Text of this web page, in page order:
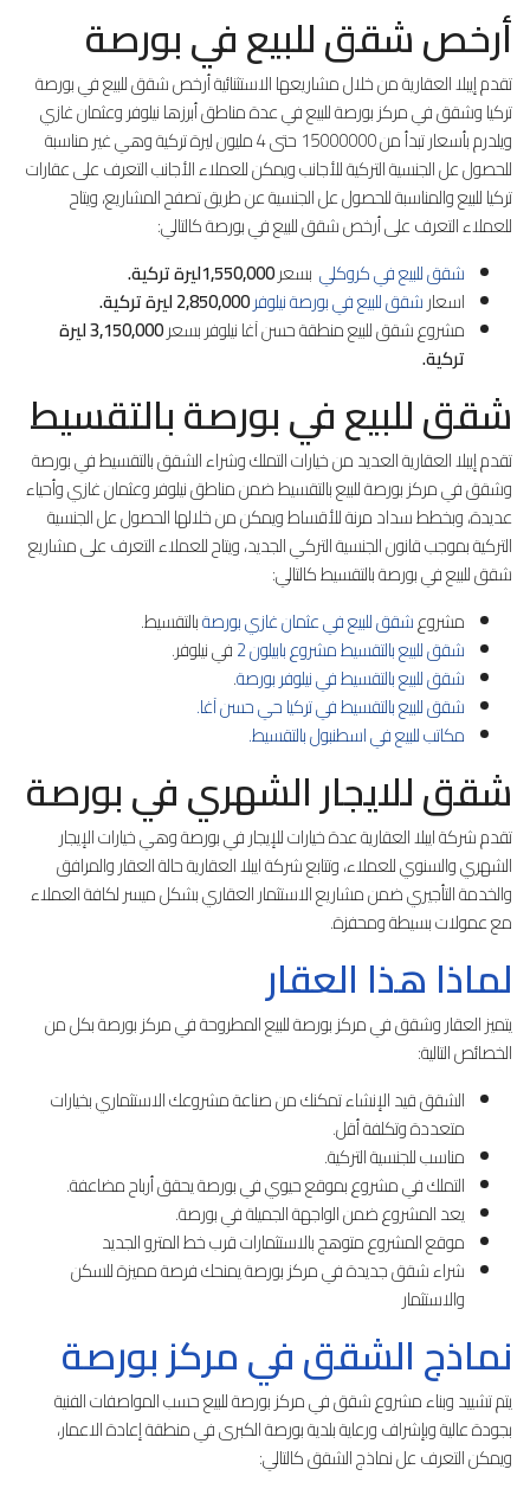
أرخص شقق للبيع في بورصة
تقدم إيبلا العقارية من خلال مشاريعها الاستثنائية أرخص شقق للبيع في بورصة
تركيا وشقق في مركز بورصة للبيع في عدة مناطق أبرزها نيلوفر وعثمان غازي
ويلدرم بأسعار تبدأ من 15000000 حتى 4 مليون ليرة تركية وهي غير مناسبة
للحصول عل الجنسية التركية للأجانب ويمكن للعملاء الأجانب التعرف على عقارات
تركيا للبيع والمناسبة للحصول عل الجنسية عن طريق تصفح المشاريع، ويتاح
للعملاء التعرف على أرخص شقق للبيع في بورصة كالتالي:
شقق للبيع في كروكلي بسعر1,550,000ليرة تركية.
اسعارشقق للبيع في بورصة نيلوفر2,850,000 ليرة تركية.
مشروع شقق للبيع منطقة حسن آغا نيلوفر بسعر
3,150,000 ليرة
تركية.
شقق للبيع في بورصة بالتقسيط
تقدم إيبلا العقارية العديد من خيارات التملك وشراء الشقق بالتقسيط في بورصة
وشقق في مركز بورصة للبيع بالتقسيط ضمن مناطق نيلوفر وعثمان غازي وأحياء
عديدة، وبخطط سداد مرنة للأقساط ويمكن من خلالها الحصول عل الجنسية
التركية بموجب قانون الجنسية التركي الجديد، ويتاح للعملاء التعرف على مشاريع
شقق للبيع في بورصة بالتقسيط كالتالي:
مشروعشقق للبيع في عثمان غازي بورصةبالتقسيط.
شقق للبيع بالتقسيط مشروع بابيلون 2 في نيلوفر.
شقق للبيع بالتقسيط في نيلوفر بورصة.
شقق للبيع بالتقسيط في تركيا حي حسن آغا.
مكاتب للبيع في اسطنبول بالتقسيط.
شقق للايجار الشهري في بورصة
تقدم شركة ايبلا العقارية عدة خيارات للإيجار في بورصة وهي خيارات الإيجار
الشهري والسنوي للعملاء، وتتابع شركة ايبلا العقارية حالة العقار والمرافق
والخدمة التأجيري ضمن مشاريع الاستثمار العقاري بشكل ميسر لكافة العملاء
مع عمولات بسيطة ومحفزة.
لماذا هذا العقار
يتميز العقار وشقق في مركز بورصة للبيع المطروحة في مركز بورصة بكل من
الخصائص التالية:
الشقق قيد الإنشاء تمكنك من صناعة مشروعك الاستثماري بخيارات
متعددة وتكلفة أقل.
مناسب للجنسية التركية.
التملك في مشروع بموقع حيوي في بورصة يحقق أرباح مضاعفة.
يعد المشروع ضمن الواجهة الجميلة في بورصة.
موقع المشروع متوهج بالاستثمارات قرب خط المترو الجديد
شراء شقق جديدة في مركز بورصة يمنحك فرصة مميزة للسكن
والاستثمار
نماذج الشقق في مركز بورصة
يتم تشييد وبناء مشروع شقق في مركز بورصة للبيع حسب المواصفات الفنية
بجودة عالية وبإشراف ورعاية بلدية بورصة الكبرى في منطقة إعادة الاعمار،
ويمكن التعرف عل نماذج الشقق كالتالي: